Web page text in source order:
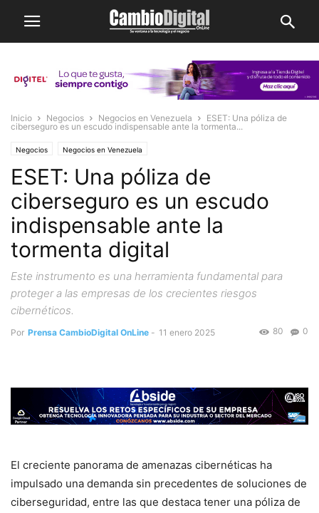
Inicio Negocios Negocios en Venezuela
ESET: Una póliza de
ciberseguro es un escudo indispensable ante la tormenta...
Negocios Negocios en Venezuela
ESET: Una póliza de
ciberseguro es un escudo
indispensable ante la
tormenta digital
Este instrumento es una herramienta fundamental para
proteger a las empresas de los crecientes riesgos
cibernéticos.
Por Prensa CambioDigital OnLine - 11 enero 2025 0
80
El creciente panorama de amenazas cibernéticas ha
impulsado una demanda sin precedentes de soluciones de
ciberseguridad, entre las que destaca tener una póliza de